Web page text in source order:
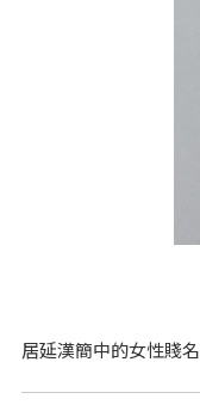
居延漢簡中的女性賤名